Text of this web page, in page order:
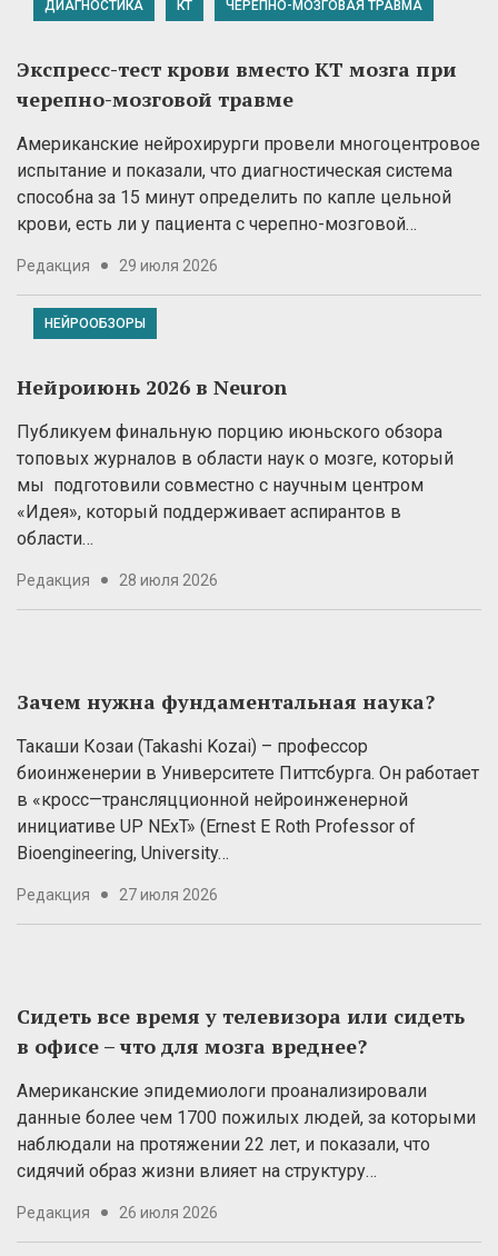
ДИАГНОСТИКА КТ ЧЕРЕПНО-МОЗГОВАЯ ТРАВМА
Экспресс-тест крови вместо КТ мозга при
черепно-мозговой травме
Американские нейрохирурги провели многоцентровое
испытание и показали, что диагностическая система
способна за 15 минут определить по капле цельной
крови, есть ли у пациента с черепно-мозговой…
Редакция 29 июля 2026
НЕЙРООБЗОРЫ
Нейроиюнь 2026 в Neuron
Публикуем финальную порцию июньского обзора
топовых журналов в области наук о мозге, который
мы подготовили совместно с научным центром
«Идея», который поддерживает аспирантов в
области…
Редакция 28 июля 2026
Зачем нужна фундаментальная наука?
Такаши Козаи (Takashi Kozai) – профессор
биоинженерии в Университете Питтсбурга. Он работает
в «кросс—трансляцционной нейроинженерной
инициативе UP NExT» (Ernest E Roth Professor of
Bioengineering, University…
Редакция 27 июля 2026
Сидеть все время у телевизора или сидеть
в офисе – что для мозга вреднее?
Американские эпидемиологи проанализировали
данные более чем 1700 пожилых людей, за которыми
наблюдали на протяжении 22 лет, и показали, что
сидячий образ жизни влияет на структуру…
Редакция 26 июля 2026